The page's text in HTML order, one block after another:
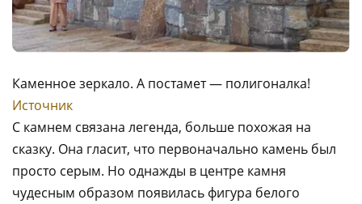
Каменное зеркало. А постамет — полигоналка!
Источник
С камнем связана легенда, больше похожая на
сказку. Она гласит, что первоначально камень был
просто серым. Но однажды в центре камня
чудесным образом появилась фигура белого